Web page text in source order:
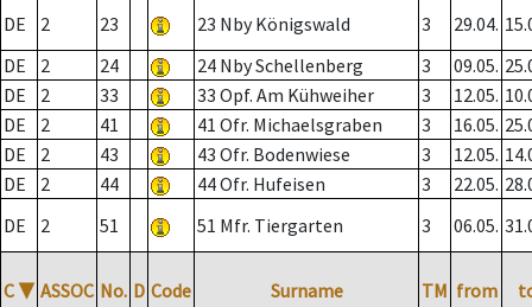
DE
2 23 23 Nby Königswald 3 29.04.
DE
2 24 24 Nby Schellenberg 3 09.05.
DE
2 33 33 Opf. Am Kühweiher 3 12.05.
DE
2 41 41 Ofr. Michaelsgraben 3 16.05.
DE
2 43 43 Ofr. Bodenwiese 3 12.05.
DE
2 44 44 Ofr. Hufeisen 3 22.05.
DE
2 51 51 Mfr. Tiergarten 3 06.05.
C ▼ ASSOC No. D Code Surname TM from